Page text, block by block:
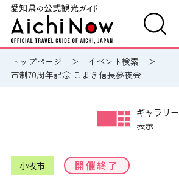
トップページ
イベント検索
市制70周年記念 こまき信長夢夜会
小牧市 開催終了
ギャラリー
表示